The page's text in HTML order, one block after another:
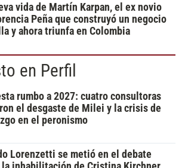
vida de Martín Karpan, el ex novio
Peña que construyó un negocio
y ahora triunfa en Colombia
en Perfil
rumbo a 2027: cuatro consultoras
el desgaste de Milei y la crisis de
en el peronismo
Lorenzetti se metió en el debate